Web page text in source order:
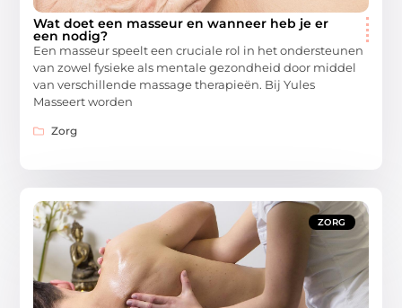
Wat doet een masseur en wanneer heb je er
een nodig?
Een masseur speelt een cruciale rol in het ondersteunen
van zowel fysieke als mentale gezondheid door middel
van verschillende massage therapieën. Bij Yules
Masseert worden
Zorg
ZORG